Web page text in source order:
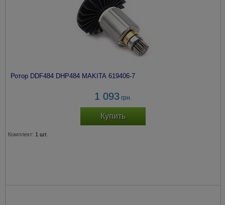
Ротор DDF484 DHP484 MAKITA 619406-7
1 093 грн.
Купить
Комплект: 1 шт.